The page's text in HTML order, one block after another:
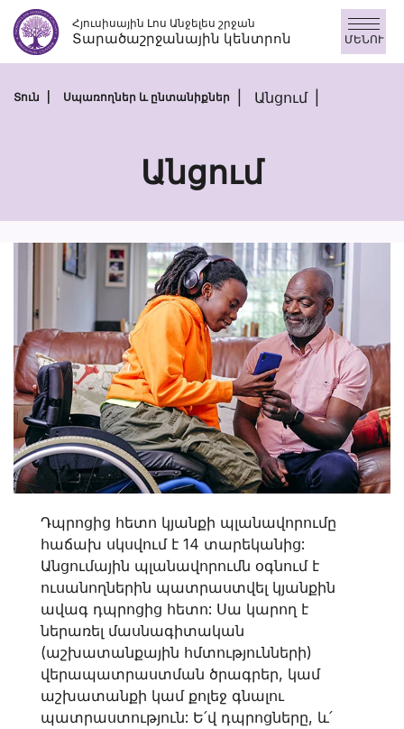
Անցնել
բովանդակությանըՀյուսիսային Լոս Անջելես շրջան
Տարածաշրջանային կենտրոն ՄԵՆՈՒ
Տուն Սպառողներ և ընտանիքներ Անցում
Անցում
Անցում
Դպրոցից հետո կյանքի պլանավորումը
հաճախ սկսվում է 14 տարեկանից:
Անցումային պլանավորումն օգնում է
ուսանողներին պատրաստվել կյանքին
ավագ դպրոցից հետո: Սա կարող է
ներառել մասնագիտական
(աշխատանքային հմտությունների)
վերապատրաստման ծրագրեր, կամ
աշխատանքի կամ քոլեջ գնալու
պատրաստություն: Ե՛վ դպրոցները, և՛